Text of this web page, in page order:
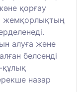
қорғау
жемқорлықтың
алуға және
белсенді
назар